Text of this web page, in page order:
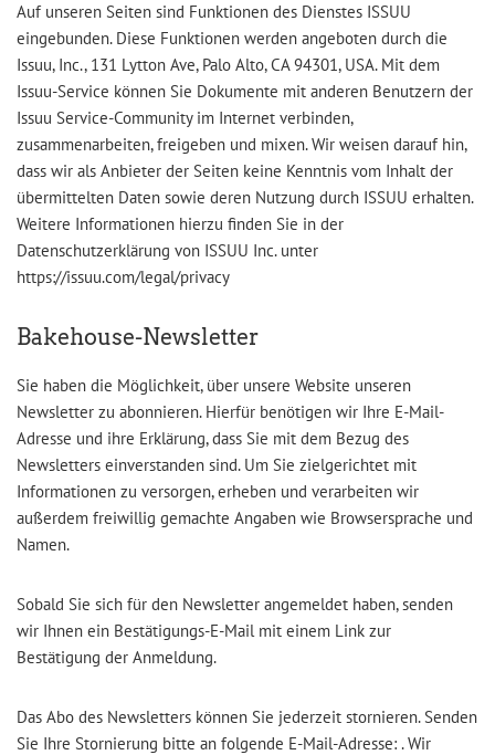
Auf unseren Seiten sind Funktionen des Dienstes ISSUU
eingebunden. Diese Funktionen werden angeboten durch die
Issuu, Inc., 131 Lytton Ave, Palo Alto, CA 94301, USA. Mit dem
Issuu-Service können Sie Dokumente mit anderen Benutzern der
Issuu Service-Community im Internet verbinden,
zusammenarbeiten, freigeben und mixen. Wir weisen darauf hin,
dass wir als Anbieter der Seiten keine Kenntnis vom Inhalt der
übermittelten Daten sowie deren Nutzung durch ISSUU erhalten.
Weitere Informationen hierzu finden Sie in der
Datenschutzerklärung von ISSUU Inc. unter
https://issuu.com/legal/privacy
Bakehouse-Newsletter
Sie haben die Möglichkeit, über unsere Website unseren
Newsletter zu abonnieren. Hierfür benötigen wir Ihre E-Mail-
Adresse und ihre Erklärung, dass Sie mit dem Bezug des
Newsletters einverstanden sind. Um Sie zielgerichtet mit
Informationen zu versorgen, erheben und verarbeiten wir
außerdem freiwillig gemachte Angaben wie Browsersprache und
Namen.
Sobald Sie sich für den Newsletter angemeldet haben, senden
wir Ihnen ein Bestätigungs-E-Mail mit einem Link zur
Bestätigung der Anmeldung.
Das Abo des Newsletters können Sie jederzeit stornieren. Senden
Sie Ihre Stornierung bitte an folgende E-Mail-Adresse: . Wir